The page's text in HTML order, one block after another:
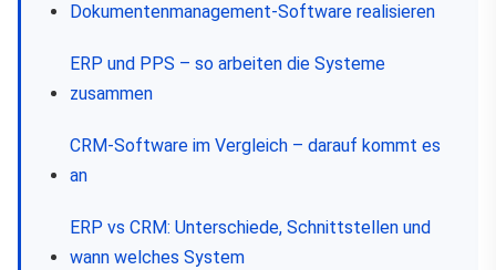
Dokumentenmanagement-Software realisieren
ERP und PPS – so arbeiten die Systeme
zusammen
CRM-Software im Vergleich – darauf kommt es
an
ERP vs CRM: Unterschiede, Schnittstellen und
wann welches System